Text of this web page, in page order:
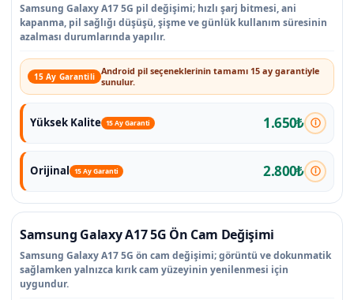
Samsung Galaxy A17 5G pil değişimi; hızlı şarj bitmesi, ani
kapanma, pil sağlığı düşüşü, şişme ve günlük kullanım süresinin
azalması durumlarında yapılır.
15 Ay Garantili Android pil seçeneklerinin tamamı 15 ay garantiyle
sunulur.
Yüksek Kalite 15 Ay Garanti 1.650₺
Orijinal 15 Ay Garanti 2.800₺
Samsung Galaxy A17 5G Ön Cam Değişimi
Samsung Galaxy A17 5G ön cam değişimi; görüntü ve dokunmatik
sağlamken yalnızca kırık cam yüzeyinin yenilenmesi için
uygundur.